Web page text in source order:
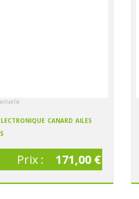
canard ailes
Prix : 171,00 €